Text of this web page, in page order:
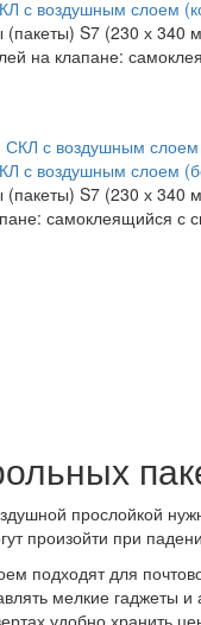
с воздушным слоем
S7 (230 х
на клапане:
с воздушным слоем
(пакеты) S7 (230 х
самоклеящийся с
прослойкой
произойти при
подходят для
мелкие гаджеты